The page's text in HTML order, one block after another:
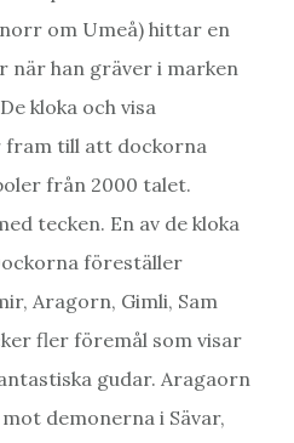
om Umeå) hittar en
när han gräver i marken
kloka och visa
fram till att dockorna
från 2000 talet.
tecken. En av de kloka
föreställer
Aragorn, Gimli, Sam
fler föremål som visar
gudar. Aragaorn
demonerna i Sävar,